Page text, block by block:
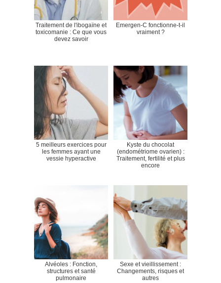
Traitement de l'ibogaïne et
toxicomanie : Ce que vous
devez savoir
Emergen-C fonctionne-t-il
vraiment ?
5 meilleurs exercices pour
les femmes ayant une
vessie hyperactive
Kyste du chocolat
(endométriome ovarien) :
Traitement, fertilité et plus
encore
Alvéoles : Fonction,
structures et santé
pulmonaire
Sexe et vieillissement :
Changements, risques et
autres